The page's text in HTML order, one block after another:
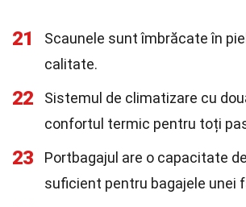
21
Scaunele sunt îmbrăcate în
calitate.
22
Sistemul de climatizare cu
confortul termic pentru toți
23
Portbagajul are o capacitate
suficient pentru bagajele unei